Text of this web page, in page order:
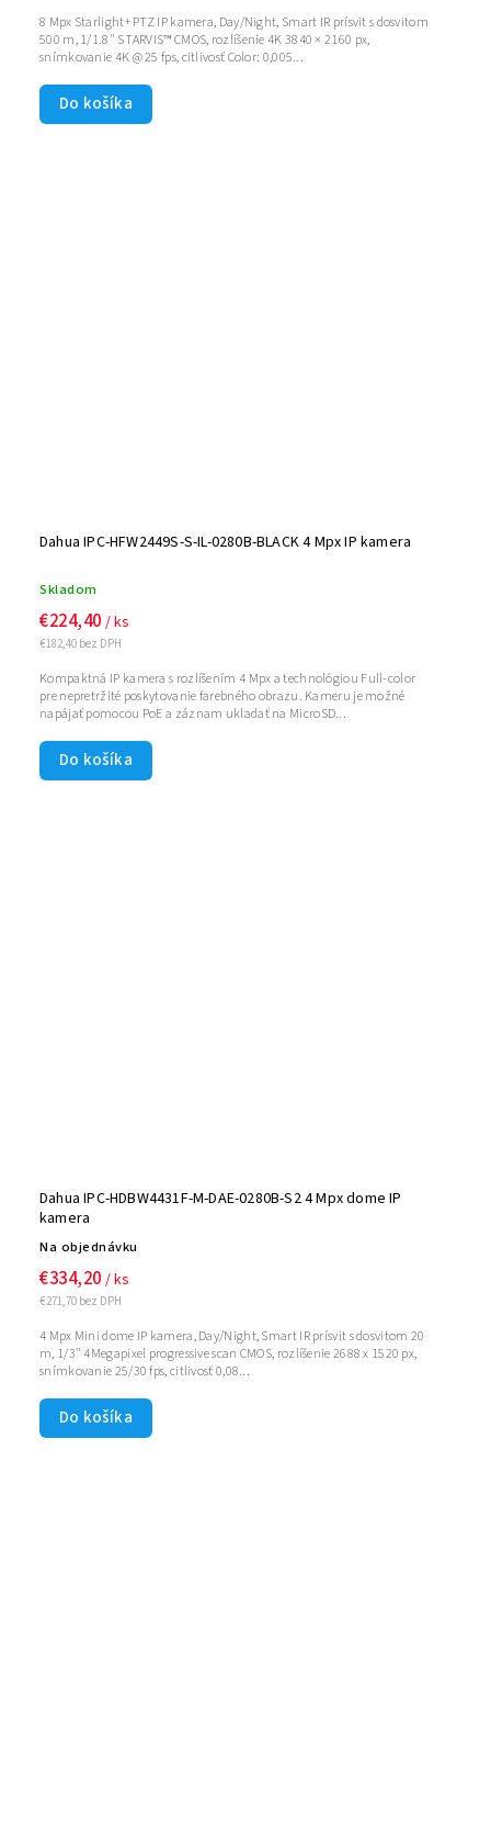
Do košíka
8 Mpx Starlight+ PTZ IP kamera, Day/Night, Smart IR prísvit s dosvitom
500 m, 1/1.8" STARVIS™ CMOS, rozlíšenie 4K 3840 × 2160 px,
snímkovanie 4K @ 25 fps, citlivosť Color: 0,005...
Dahua IPC-HFW2449S-S-IL-0280B-BLACK 4 Mpx IP kamera
Skladom
€182,40 bez DPH
€224,40 / ks
Do košíka
Kompaktná IP kamera s rozlíšením 4 Mpx a technológiou Full-color
pre nepretržité poskytovanie farebného obrazu. Kameru je možné
napájať pomocou PoE a záznam ukladať na MicroSD...
Dahua IPC-HDBW4431F-M-DAE-0280B-S2 4 Mpx dome IP
kamera
Na objednávku
€271,70 bez DPH
€334,20 / ks
Do košíka
4 Mpx Mini dome IP kamera, Day/Night, Smart IR prísvit s dosvitom 20
m, 1/3" 4Megapixel progressive scan CMOS, rozlíšenie 2688 x 1520 px,
snímkovanie 25/30 fps, citlivosť 0,08...